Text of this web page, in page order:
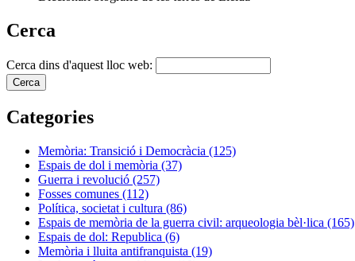
Cerca
Cerca dins d'aquest lloc web:
Categories
Memòria: Transició i Democràcia (125)
Espais de dol i memòria (37)
Guerra i revolució (257)
Fosses comunes (112)
Política, societat i cultura (86)
Espais de memòria de la guerra civil: arqueologia bèl·lica (165)
Espais de dol: Republica (6)
Memòria i lluita antifranquista (19)